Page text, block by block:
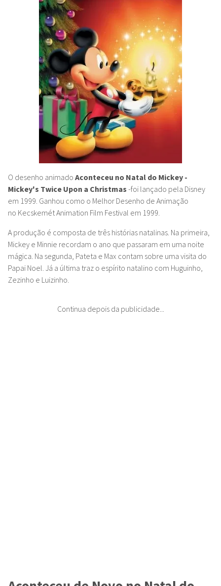
O desenho animado Aconteceu no Natal do Mickey -
Mickey's Twice Upon a Christmas -foi lançado pela Disney
em 1999. Ganhou como o Melhor Desenho de Animação
no Kecskemét Animation Film Festival em 1999.
A produção é composta de três histórias natalinas. Na primeira,
Mickey e Minnie recordam o ano que passaram em uma noite
mágica. Na segunda, Pateta e Max contam sobre uma visita do
Papai Noel. Já a última traz o espírito natalino com Huguinho,
Zezinho e Luizinho.
Continua depois da publicidade...